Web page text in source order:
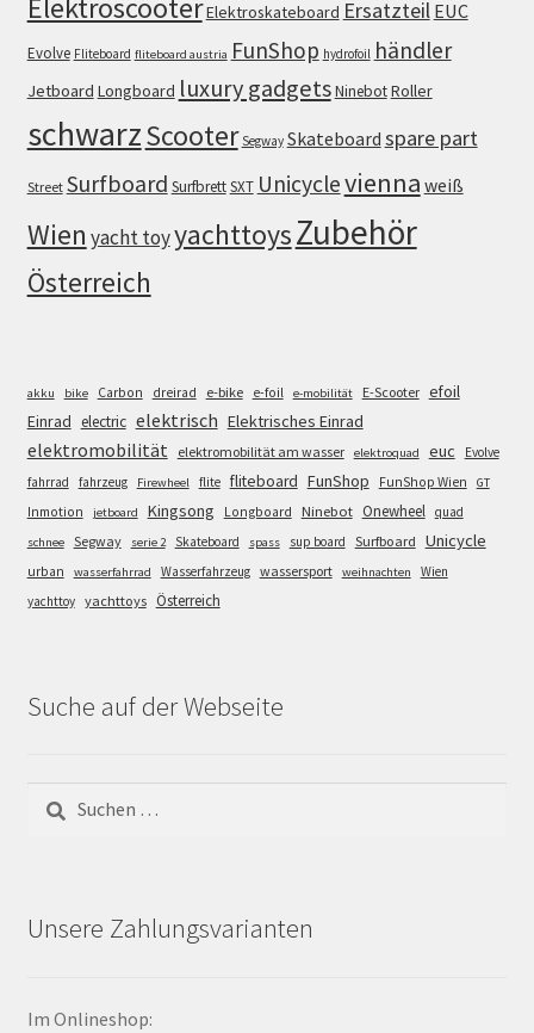
ElektroscooterElektroskateboard Ersatzteil EUC
Evolve Fliteboard fliteboard austria FunShop hydrofoil händler
Jetboard Longboard luxury gadgetsNinebotRoller
schwarzScooter Segway Skateboard spare part
Street Surfboard SurfbrettSXT Unicyclevienna weiß
Wien yacht toyyachttoysZubehör
Österreich
akku bike Carbon dreirad e-bike e-foil e-mobilität E-Scooter efoil
Einrad electric elektrisch Elektrisches Einrad
elektromobilität elektromobilität am wasser elektroquad euc
Evolve
fahrrad
fahrzeug Firewheel flite fliteboard FunShop FunShop Wien GT
Inmotion jetboard Kingsong Longboard Ninebot Onewheel quad
schnee Segway serie 2 Skateboard spass sup board Surfboard Unicycle
urban wasserfahrrad Wasserfahrzeug wassersport weihnachten
Wien
yachttoy yachttoys Österreich
Suche auf der Webseite
Suchen
nach:
Unsere Zahlungsvarianten
Im Onlineshop: